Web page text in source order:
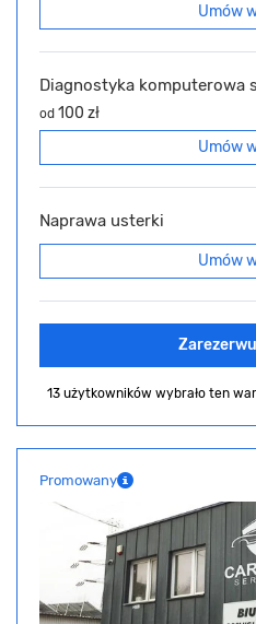
Umów
Diagnostyka komputerowa
od 100 zł
Umów
Naprawa usterki
Umów
13 użytkowników wybrało ten
Promowany